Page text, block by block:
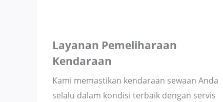
Layanan Pemeliharaan
Kendaraan
Kami memastikan kendaraan sewaan Anda
selalu dalam kondisi terbaik dengan servis